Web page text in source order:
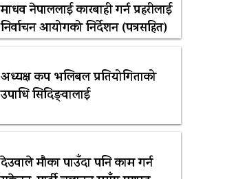
माधव नेपाललाई कारबाही गर्न प्रहरीलाई
निर्वाचन आयोगको निर्देशन (पत्रसहित)
अध्यक्ष कप भलिबल प्रतियोगिताको
उपाधि सिदिङ्वालाई
देउवाले मौका पाउँदा पनि काम गर्न